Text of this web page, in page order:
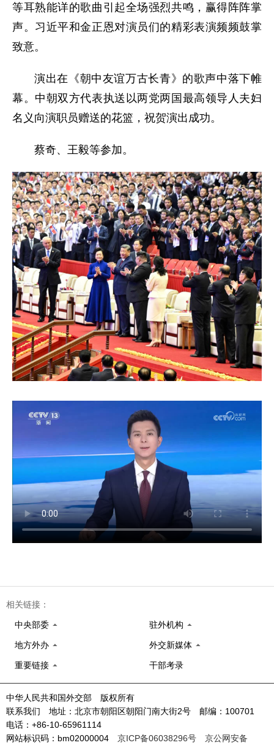
等耳熟能详的歌曲引起全场强烈共鸣，赢得阵阵掌
声。习近平和金正恩对演员们的精彩表演频频鼓掌
致意。
演出在《朝中友谊万古长青》的歌声中落下帷
幕。中朝双方代表执送以两党两国最高领导人夫妇
名义向演职员赠送的花篮，祝贺演出成功。
蔡奇、王毅等参加。
相关链接：
中央部委 驻外机构
地方外办 外交新媒体
重要链接 干部考录
中华人民共和国外交部 版权所有
联系我们 地址：北京市朝阳区朝阳门南大街2号 邮编：100701
电话：+86-10-65961114
网站标识码：bm02000004 京ICP备06038296号
京公网安备